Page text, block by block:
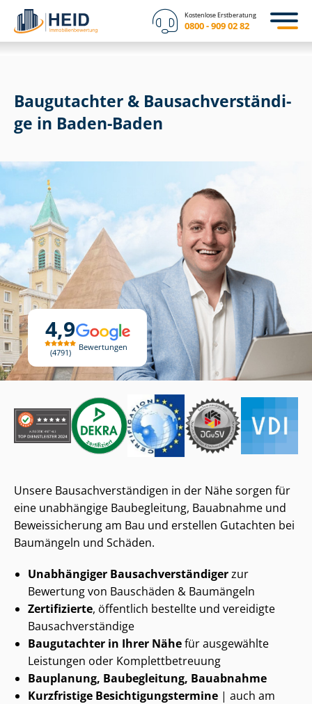
Kostenlose Erstberatung
0800 - 909 02 82
4,9
4791
Bewertungen
Baugutachter & Bau­sach­ver­stän­di­
ge in Baden-Baden
Unsere Bau­sach­ver­stän­di­gen in der Nähe sorgen für
eine unabhängige Baubegleitung, Bauabnahme und
Beweissicherung am Bau und erstellen Gutachten bei
Baumängeln und Schäden.
Unabhängiger Bau­sach­ver­stän­di­gerzur
Bewertung von Bauschäden & Baumängeln
Zertifizierte, öffentlich bestellte und vereidigte
Bau­sach­ver­stän­di­ge
Baugutachter in Ihrer Nähefür ausgewählte
Leistungen oder Kom­plett­be­treu­ung
Bauplanung, Baubegleitung, Bauabnahme
Kurzfristige Be­sich­ti­gungs­ter­mi­ne | auch am